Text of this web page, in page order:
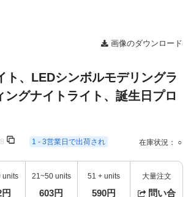
画像のダウンロード
ト、LEDシンボルモデリングラ
ングナイトライト、誕生日プロ
1 - 3営業日で出荷され 在庫状況： ○
units 21~50 units
603円
51 + units
590円
大量注文
問い合